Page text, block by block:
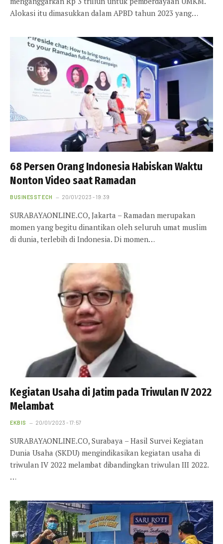
Alokasi itu dimasukkan dalam APBD tahun 2023 yang…
68 Persen Orang Indonesia Habiskan Waktu
Nonton Video saat Ramadan
BUSINESSTECH 20/01/2023 - 19:39
SURABAYAONLINE.CO, Jakarta – Ramadan merupakan
momen yang begitu dinantikan oleh seluruh umat muslim
di dunia, terlebih di Indonesia. Di momen…
Kegiatan Usaha di Jatim pada Triwulan IV 2022
Melambat
EKBIS 20/01/2023 - 17:57
SURABAYAONLINE.CO, Surabaya – Hasil Survei Kegiatan
Dunia Usaha (SKDU) mengindikasikan kegiatan usaha di
triwulan IV 2022 melambat dibandingkan triwulan III 2022.
…